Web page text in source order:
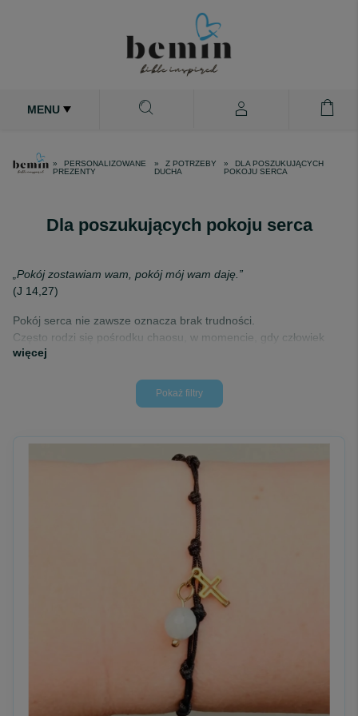
MENU
PERSONALIZOWANE
PREZENTY
Z POTRZEBY
DUCHA
DLA POSZUKUJĄCYCH
POKOJU SERCA
Dla poszukujących pokoju serca
„Pokój zostawiam wam, pokój mój wam daję.”
(J 14,27)
Pokój serca nie zawsze oznacza brak trudności.
Często rodzi się pośrodku chaosu, w momencie, gdy człowiek
przestaje walczyć sam i pozwala, by ktoś poprowadził go dalej.
Są w życiu chwile, gdy najbardziej brakuje właśnie tego -
Kategoria „Dla poszukujących pokoju serca” powstała z myślą o
O potrzebie zatrzymania się, wyciszenia i powrotu do tego, co
To przestrzeń dla tych, którzy szukają ukojenia nie w ucieczce,
Bransoletki religijne i różańce dla poszukujących
pokoju serca – znak ciszy i zaufania
W tej kategorii znajdziesz bransoletki oraz różańce na rękę,
tworzone jako symbol spokoju, harmonii i duchowego wyciszenia.
To biżuteria chrześcijańska, która nie narzuca się formą - jest
delikatna, obecna, prawdziwa.
więcej
Pokaż filtry